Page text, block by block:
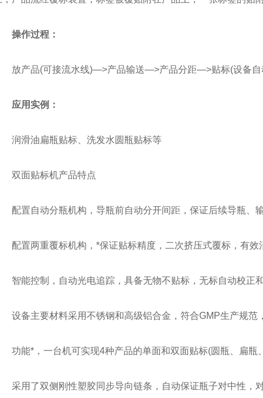
作过程：
产品(可接流水线)—>产品输送—>产品分距—>贴标(设备自
用实例：
滑油扁瓶贴标、洗发水圆瓶贴标等
面贴标机产品特点
置自动分瓶机构，导瓶前自动分开间距，保证后续导瓶、
置两重覆标机构，*保证贴标精度，二次挤压式覆标，有效
能控制，自动光电追踪，具备无物不贴标，无标自动校正
备主要材料采用不锈钢和高级铝合金，符合GMP生产规范
能*，一台机可实现4种产品的单面和双面贴标(圆瓶、扁瓶
用了双侧刚性塑胶同步导向链条，自动保证瓶子对中性，